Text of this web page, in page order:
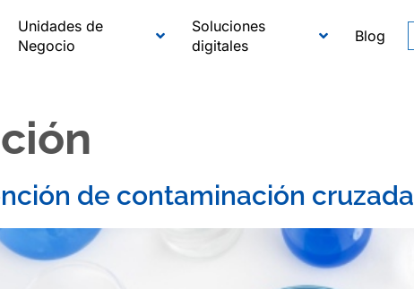
Unidades de
Negocio
Soluciones
digitales
Blog
de contaminación cruzada